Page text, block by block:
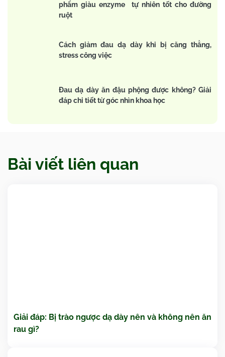
phẩm giàu enzyme tự nhiên tốt cho đường
ruột
Cách giảm đau dạ dày khi bị căng thẳng,
stress công việc
Đau dạ dày ăn đậu phộng được không? Giải
đáp chi tiết từ góc nhìn khoa học
Bài viết liên quan
Giải đáp: Bị trào ngược dạ dày nên và không nên ăn
rau gì?